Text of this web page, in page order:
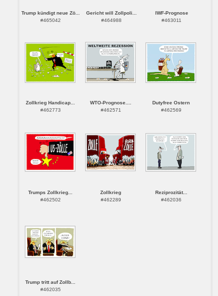
Trump kündigt neue Zö...
#465042
Gericht will Zollpoli...
#464988
IWF-Prognose
#463011
Zollkrieg Handicap...
#462773
WTO-Prognose....
#462571
Dutyfree Ostern
#462569
Trumps Zollkrieg...
#462502
Zollkrieg
#462289
Reziprozität...
#462036
Trump tritt auf Zollb...
#462035